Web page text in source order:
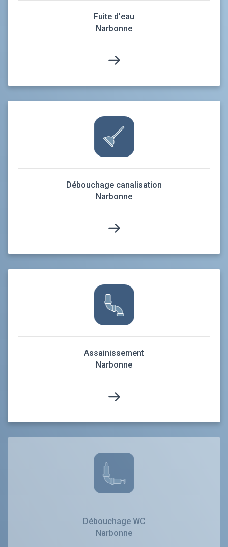
Fuite d'eau
Narbonne
Débouchage canalisation
Narbonne
Assainissement
Narbonne
Débouchage WC
Narbonne